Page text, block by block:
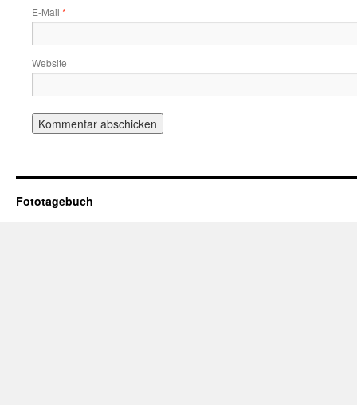
E-Mail *
Website
Fototagebuch